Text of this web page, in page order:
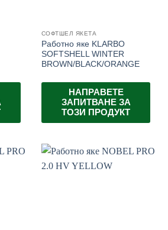
СОФТШЕЛ ЯКЕТА
Работно яке KLARBO
SOFTSHELL WINTER
BROWN/BLACK/ORANGE
НАПРАВЕТЕ
ЗАПИТВАНЕ ЗА
ТОЗИ ПРОДУКТ